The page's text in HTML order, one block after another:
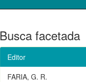
Busca facetada
Editor
FARIA, G. R.